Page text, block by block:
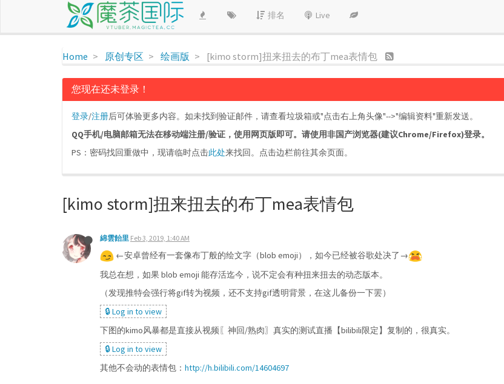
排名 Live
Home 原创专区 绘画版 [kimo storm]扭来扭去的布丁mea表情包
您现在还未登录！
登录/注册后可体验更多内容。如未找到验证邮件，请查看垃圾箱或"点击右上角头像"-->"编辑资料"重新发送。
QQ手机/电脑邮箱无法在移动端注册/验证，使用网页版即可。请使用非国产浏览器(建议Chrome/Firefox)登录。
PS：密码找回重做中，现请临时点击此处来找回。点击边栏前往其余页面。
[kimo storm]扭来扭去的布丁mea表情包
綿雲飴里 Feb 3, 2019, 1:40 AM
←安卓曾经有一套像布丁般的绘文字（blob emoji），如今已经被谷歌处决了→
我总在想，如果 blob emoji 能存活迄今，说不定会有种扭来扭去的动态版本。
（发现推特会强行将gif转为视频，还不支持gif透明背景，在这儿备份一下罢）
🔒 Log in to view
下图的kimo风暴都是直接从视频〖神回/熟肉〗真实的测试直播【bilibili限定】复制的，很真实。
🔒 Log in to view
其他不会动的表情包： http://h.bilibili.com/14604697